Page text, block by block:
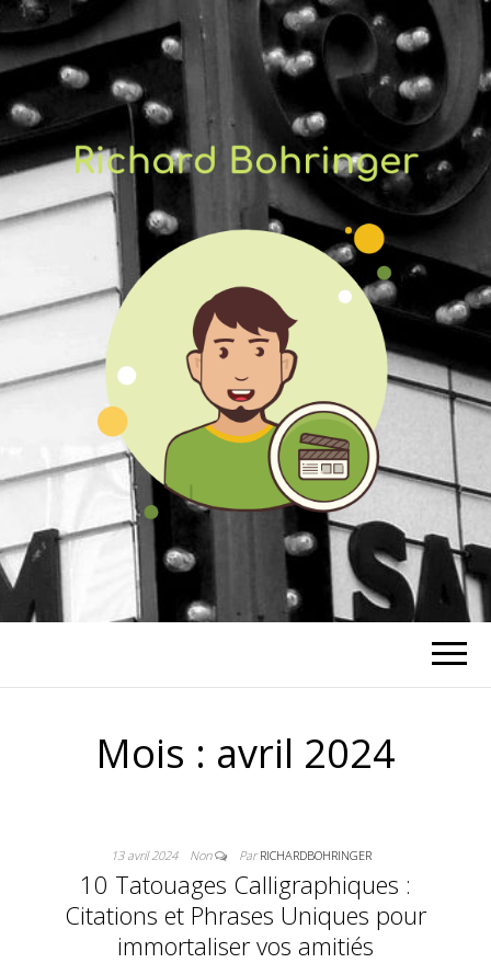
RICHARD
BOHRINGER
Mois : avril 2024
13 avril 2024 Non ParRICHARDBOHRINGER
10 Tatouages Calligraphiques :
Citations et Phrases Uniques pour
immortaliser vos amitiés